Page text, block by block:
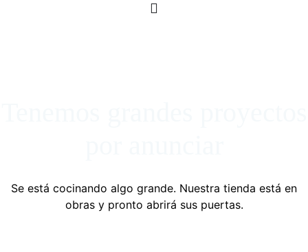
Se está cocinando algo grande. Nuestra tienda está en
obras y pronto abrirá sus puertas.